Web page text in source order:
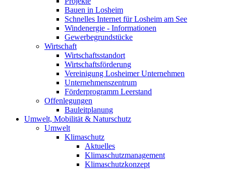
Bauen in Losheim
Schnelles Internet für Losheim am See
Windenergie - Informationen
Gewerbegrundstücke
Wirtschaft
Wirtschaftsstandort
Wirtschaftsförderung
Vereinigung Losheimer Unternehmen
Unternehmenszentrum
Förderprogramm Leerstand
Offenlegungen
Bauleitplanung
Umwelt, Mobilität & Naturschutz
Umwelt
Klimaschutz
Aktuelles
Klimaschutzmanagement
Klimaschutzkonzept